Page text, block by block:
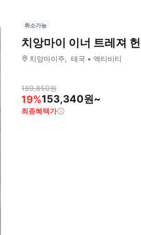
취소가능
치앙마이 이너 트레져
치앙마이주 태국 액티비티
189,850원
19%153,340원~
최종혜택가